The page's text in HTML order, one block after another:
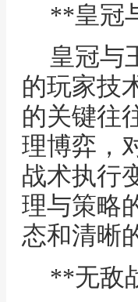
**皇冠
皇冠与
的玩家技
的关键往
理博弈，
战术执行
理与策略
态和清晰
**无敌